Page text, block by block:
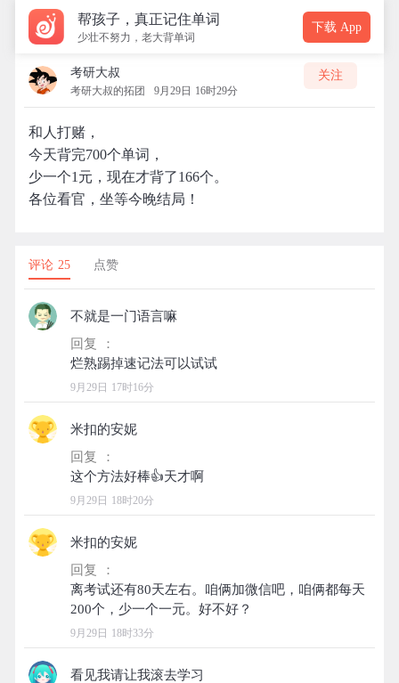
帮孩子，真正记住单词
少壮不努力，老大背单词
下载 App
考研大叔
考研大叔的拓团 9月29日 16时29分
关注
和人打赌，
今天背完700个单词，
少一个1元，现在才背了166个。
各位看官，坐等今晚结局！
评论 25 点赞
不就是一门语言嘛
回复 ：
9月29日 17时16分
米扣的安妮
回复 ：
9月29日 18时20分
米扣的安妮
回复 ：
离考试还有80天左右。咱俩加微信吧，咱俩都每天
9月29日 18时33分
看见我请让我滚去学习